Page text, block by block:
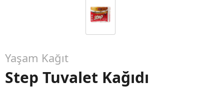
Yaşam Kağıt
Step Tuvalet Kağıdı